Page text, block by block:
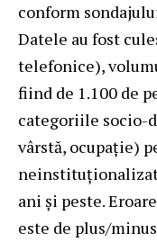
conform
Datele au fost
telefonice),
fiind de 1.100 de
categoriile socio-
vârstă, ocupație)
ani și peste.
este de plus/